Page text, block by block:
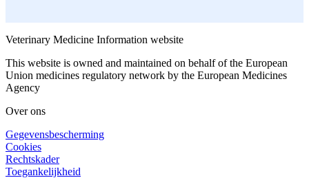
Veterinary Medicine Information website
This website is owned and maintained on behalf of the European
Union medicines regulatory network by the European Medicines
Agency
Over ons
Gegevensbescherming
Cookies
Rechtskader
Toegankelijkheid